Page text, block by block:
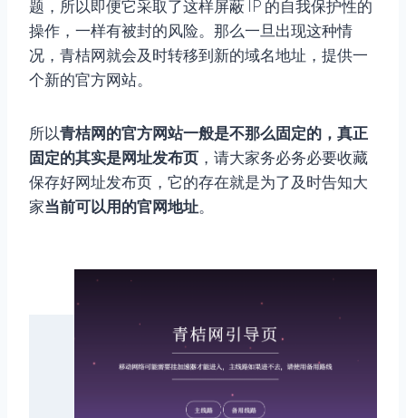
题，所以即便它采取了这样屏蔽 IP 的自我保护性的
操作，一样有被封的风险。那么一旦出现这种情
况，青桔网就会及时转移到新的域名地址，提供一
个新的官方网站。
所以青桔网的官方网站一般是不那么固定的，真正
固定的其实是网址发布页 ，请大家务必务必要收藏
保存好网址发布页，它的存在就是为了及时告知大
家当前可以用的官网地址。